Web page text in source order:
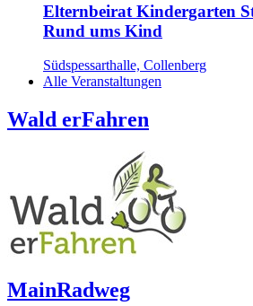
Elternbeirat Kindergarten
Rund ums Kind
Südspessarthalle, Collenberg
Alle Veranstaltungen
Wald erFahren
MainRadweg